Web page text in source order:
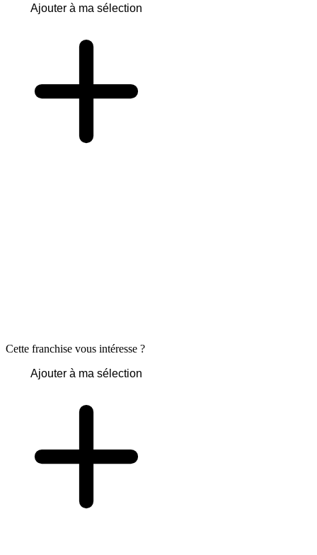
Ajouter à ma sélection
Cette franchise vous intéresse ?
Ajouter à ma sélection